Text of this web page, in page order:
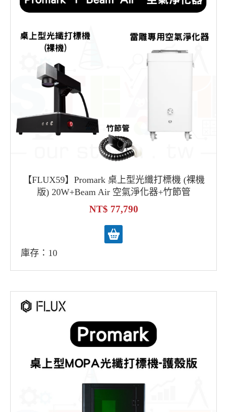
【FLUX59】Promark 桌上型光纖打標機 (裸機
版) 20W+Beam Air 空氣淨化器+竹節管
77,790
庫存：10